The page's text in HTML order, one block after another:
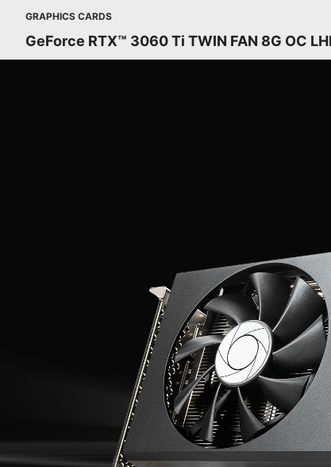
GRAPHICS CARDS
GeForce RTX™ 3060 Ti TWIN FAN 8G OC